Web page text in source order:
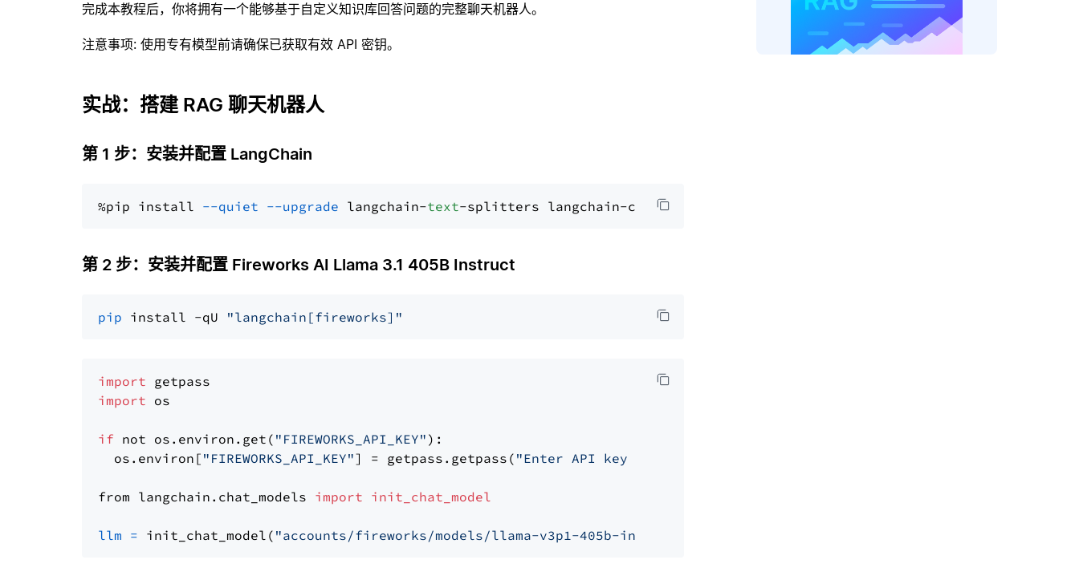
完成本教程后，你将拥有一个能够基于自定义知识库回答问题的完整聊天机器人。
注意事项: 使用专有模型前请确保已获取有效 API 密钥。
实战：搭建 RAG 聊天机器人
第 1 步：安装并配置 LangChain
%pip install --quiet --upgrade langchain-text
第 2 步：安装并配置 Fireworks AI Llama 3.1 405B Instruct
pip install -qU "langchain[fireworks]"
import
import os
if not os.environ.get( "FIREWORKS_API_KEY" ):
  os.environ[
"FIREWORKS_API_KEY"] = getpass.getpass( "Enter API key for Fireworks AI: "
from langchain.chat_models import init_chat_model
llm = init_chat_model( "accounts/fireworks/models/llama-v3p1-405b-instruct"